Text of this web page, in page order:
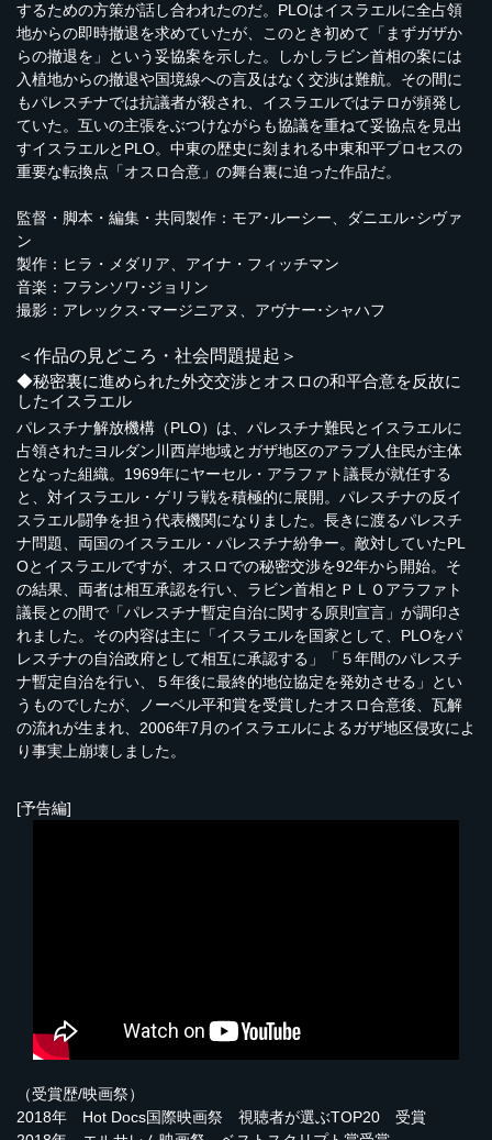
するための方策が話し合われたのだ。PLOはイスラエルに全占領
地からの即時撤退を求めていたが、このとき初めて「まずガザか
らの撤退を」という妥協案を示した。しかしラビン首相の案には
入植地からの撤退や国境線への言及はなく交渉は難航。その間に
もパレスチナでは抗議者が殺され、イスラエルではテロが頻発し
ていた。互いの主張をぶつけながらも協議を重ねて妥協点を見出
すイスラエルとPLO。中東の歴史に刻まれる中東和平プロセスの
重要な転換点「オスロ合意」の舞台裏に迫った作品だ。
監督・脚本・編集・共同製作：モア･ルーシー、ダニエル･シヴァ
ン
製作：ヒラ・メダリア、アイナ・フィッチマン
音楽：フランソワ･ジョリン
撮影：アレックス･マージニアヌ、アヴナー･シャハフ
＜作品の見どころ・社会問題提起＞
◆秘密裏に進められた外交交渉とオスロの和平合意を反故に
したイスラエル
パレスチナ解放機構（PLO）は、パレスチナ難民とイスラエルに
占領されたヨルダン川西岸地域とガザ地区のアラブ人住民が主体
となった組織。1969年にヤーセル・アラファト議長が就任する
と、対イスラエル・ゲリラ戦を積極的に展開。パレスチナの反イ
スラエル闘争を担う代表機関になりました。長きに渡るパレスチ
ナ問題、両国のイスラエル・パレスチナ紛争ー。敵対していたPL
Oとイスラエルですが、オスロでの秘密交渉を92年から開始。そ
の結果、両者は相互承認を行い、ラビン首相とＰＬＯアラファト
議長との間で「パレスチナ暫定自治に関する原則宣言」が調印さ
れました。その内容は主に「イスラエルを国家として、PLOをパ
レスチナの自治政府として相互に承認する」「５年間のパレスチ
ナ暫定自治を行い、５年後に最終的地位協定を発効させる」とい
うものでしたが、ノーベル平和賞を受賞したオスロ合意後、瓦解
の流れが生まれ、2006年7月のイスラエルによるガザ地区侵攻によ
り事実上崩壊しました。
[予告編]
（受賞歴/映画祭）
2018年 Hot Docs国際映画祭 視聴者が選ぶTOP20 受賞